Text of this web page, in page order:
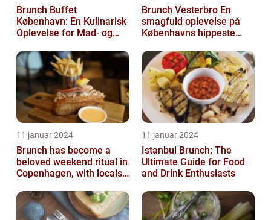
Brunch Buffet
København: En Kulinarisk
Oplevelse for Mad- og
Brunch Vesterbro En
smagfuld oplevelse på
Københavns hippeste
11 januar 2024
Brunch has become a
beloved weekend ritual in
Copenhagen, with locals
to...
11 januar 2024
Istanbul Brunch: The
Ultimate Guide for Food
and Drink Enthusiasts